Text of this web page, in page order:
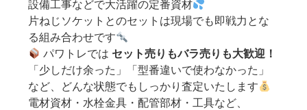
設備工事などで大活躍の定番資材
片ねじソケットとのセットは現場でも即戦力とな
る組み合わせです
パワトレでは セット売りもバラ売りも大歓迎！
「少しだけ余った」「型番違いで使わなかった」
など、どんな状態でもしっかり査定いたします
電材資材・水栓金具・配管部材・工具など、